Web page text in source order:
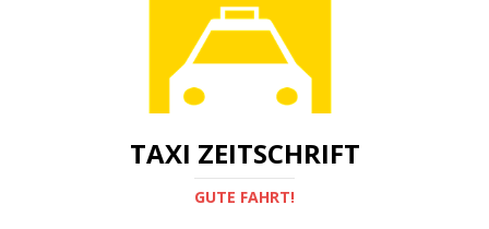
TAXI ZEITSCHRIFT
GUTE FAHRT!